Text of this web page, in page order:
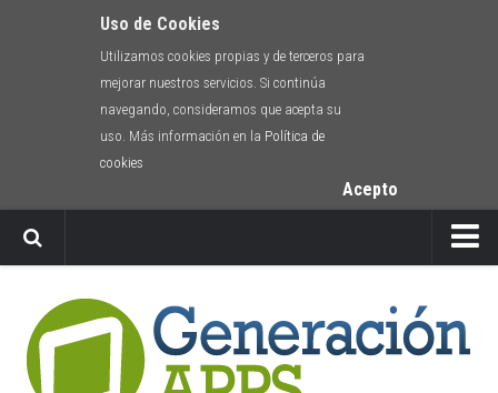
Uso de Cookies
Utilizamos cookies propias y de terceros para
mejorar nuestros servicios. Si continúa
navegando, consideramos que acepta su
uso. Más información en la Política de
cookies
Acepto
Envíanos tu app